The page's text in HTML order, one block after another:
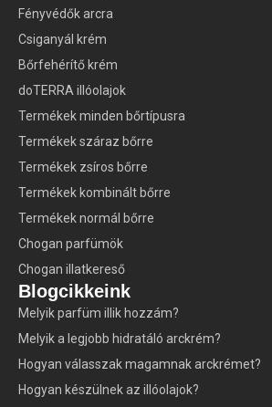
Fényvédők arcra
Csiganyál krém
Bőrfehérítő krém
doTERRA illóolajok
Termékek minden bőrtípusra
Termékek száraz bőrre
Termékek zsíros bőrre
Termékek kombinált bőrre
Termékek normál bőrre
Chogan parfümök
Chogan illatkereső
Blogcikkeink
Melyik parfüm illik hozzám?
Melyik a legjobb hidratáló arckrém?
Hogyan válasszak magamnak arckrémet?
Hogyan készülnek az illóolajok?